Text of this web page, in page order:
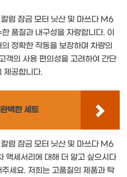
럼 잠금 모터 닛산 및 마쓰다 M6
품질과 내구성을 자랑합니다. 이
정확한 작동을 보장하며 차량의
객의 사용 편의성을 고려하여 간단
제공합니다.
벽한 세트
럼 잠금 모터 닛산 및 마쓰다 M6
액세서리에 대해 더 알고 싶으시다
세요. 저희는 고품질의 제품과 탁